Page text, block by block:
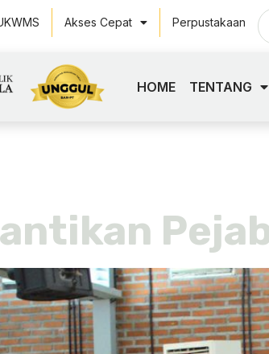
Akses Cepat Perpustakaan
HOME TENTANG